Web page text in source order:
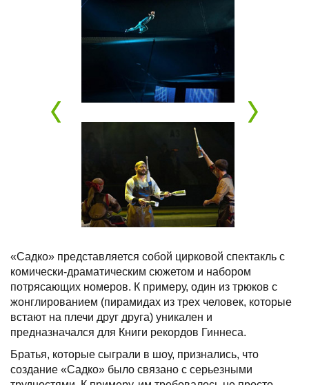
«Садко» представляется собой цирковой спектакль с
комически-драматическим сюжетом и набором
потрясающих номеров. К примеру, один из трюков с
жонглированием (пирамидах из трех человек, которые
встают на плечи друг друга) уникален и
предназначался для Книги рекордов Гиннеса.
Братья, которые сыграли в шоу, признались, что
создание «Садко» было связано с серьезными